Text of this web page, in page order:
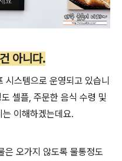
아니다.
스템으로 운영되고 있습니
셀플, 주문한 음식 수령 및
이해하겠는데요.
은 오가지 않도록 물통정도